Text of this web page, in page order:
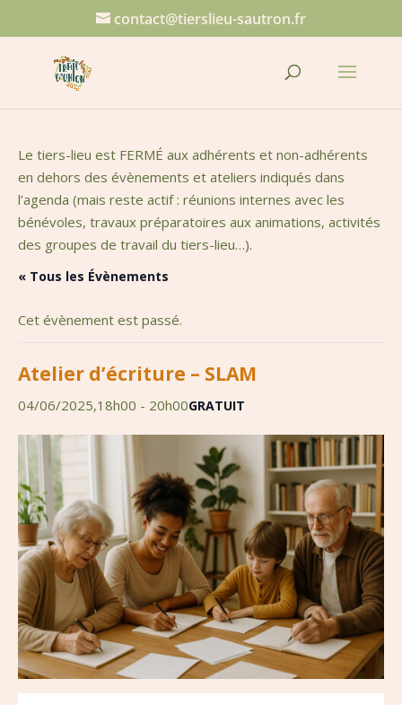
contact@tierslieu-sautron.fr
Le tiers-lieu est FERMÉ aux adhérents et non-adhérents
en dehors des évènements et ateliers indiqués dans
l’agenda (mais reste actif : réunions internes avec les
bénévoles, travaux préparatoires aux animations, activités
des groupes de travail du tiers-lieu…).
« Tous les Évènements
Cet évènement est passé.
Atelier d’écriture – SLAM
04/06/2025,18h00 - 20h00GRATUIT